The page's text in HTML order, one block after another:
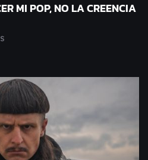
MI POP, NO LA CREENCIA